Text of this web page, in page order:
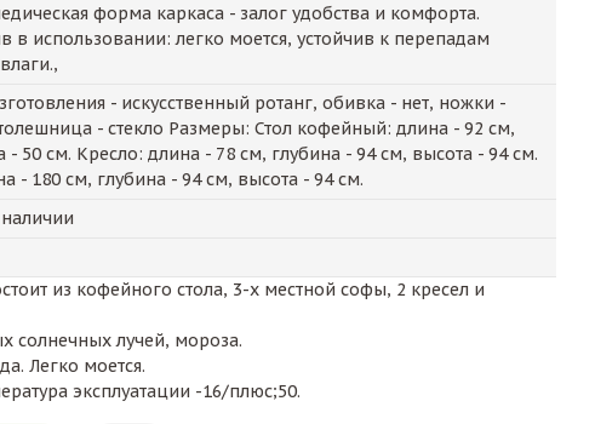
форма каркаса - залог удобства и комфорта.
в использовании: легко моется, устойчив к перепадам
- искусственный ротанг, обивка - нет, ножки -
- стекло Размеры: Стол кофейный: длина - 92 см,
- 50 см. Кресло: длина - 78 см, глубина - 94 см, высота - 94 см.
- 180 см, глубина - 94 см, высота - 94 см.
из кофейного стола, 3-х местной софы, 2 кресел и
солнечных лучей, мороза.
Легко моется.
эксплуатации -16/плюс;50.